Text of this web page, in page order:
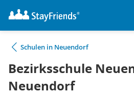
Schulen in Neuendorf
Bezirksschule
Neuendorf